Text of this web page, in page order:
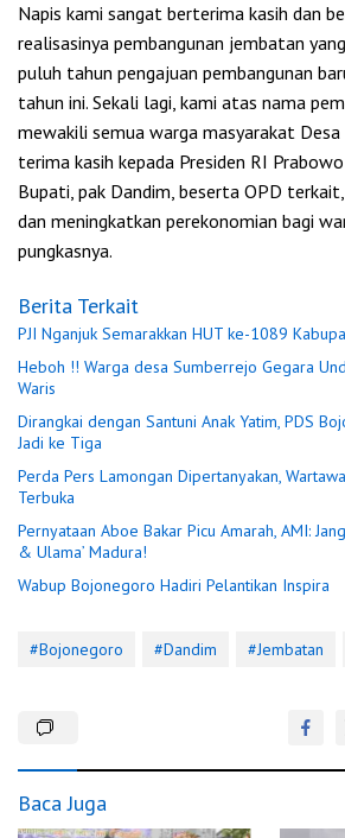
Napis kami sangat berterima kasih dan
realisasinya pembangunan jembatan
puluh tahun pengajuan pembangunan
tahun ini. Sekali lagi, kami atas nama
mewakili semua warga masyarakat Desa
terima kasih kepada Presiden RI
Bupati, pak Dandim, beserta OPD
dan meningkatkan perekonomian bagi
pungkasnya.
Berita Terkait
PJI Nganjuk Semarakkan HUT ke-1089
Heboh !! Warga desa Sumberrejo Gegara
Waris
Dirangkai dengan Santuni Anak Yatim, PDS
Jadi ke Tiga
Perda Pers Lamongan Dipertanyakan,
Terbuka
Pernyataan Aboe Bakar Picu Amarah, AMI:
& Ulama’ Madura!
Wabup Bojonegoro Hadiri Pelantikan Inspira
#Bojonegoro #Dandim #Jembatan
Baca Juga